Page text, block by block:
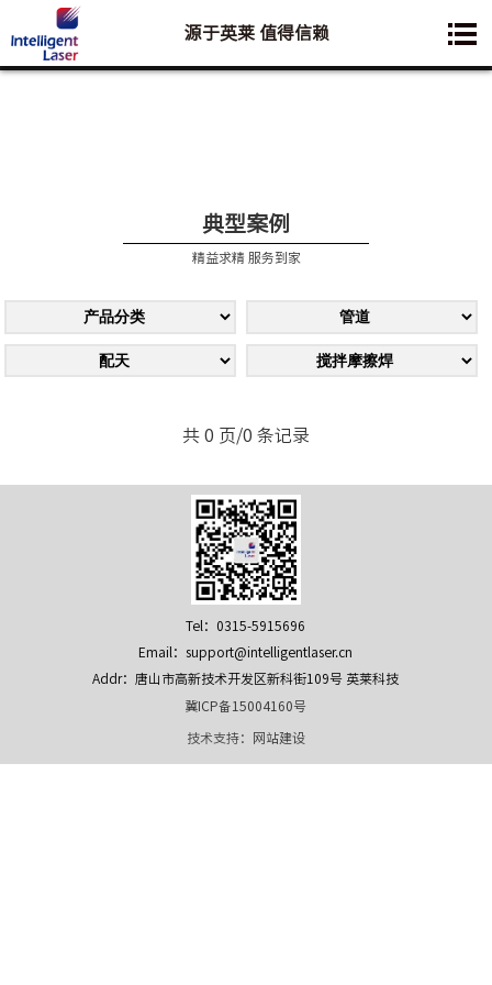
您想要了解的业务是:
源于英莱 值得信赖
典型案例
精益求精 服务到家
共 0 页/0 条记录
Tel：0315-5915696
Email：support@intelligentlaser.cn
Addr：唐山市高新技术开发区新科街109号 英莱科技
冀ICP备15004160号
技术支持： 网站建设